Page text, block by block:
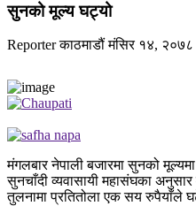
सुनको मूल्य घट्यो
Reporterकाठमाडौं मंसिर १४, २०७८
मंगलबार नेपाली बजारमा सुनको
सुनचाँदी व्यवासायी महासंघका
तुलनामा प्रतितोला एक सय रुपैयाँले